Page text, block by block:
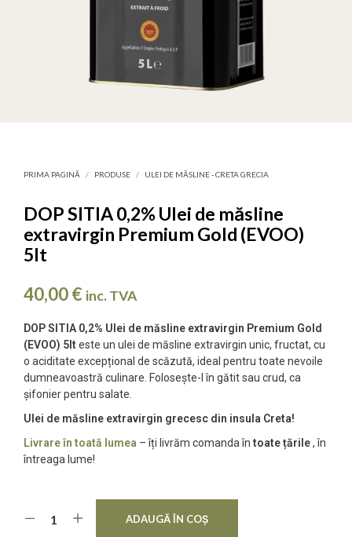
PRIMA PAGINĂ / PRODUSE / ULEI DE MĂSLINE - CRETA GRECIA
DOP SITIA 0,2% Ulei de măsline
extravirgin Premium Gold (EVOO)
5lt
40,00€ inc. TVA
DOP SITIA 0,2% Ulei de măsline extravirgin Premium Gold
(EVOO) 5lteste un ulei de măsline extravirgin unic, fructat, cu
o aciditate excepțional de scăzută, ideal pentru toate nevoile
dumneavoastră culinare. Folosește-l în gătit sau crud, ca
șifonier pentru salate.
Ulei de măsline extravirgin grecesc din insula Creta!
Livrare în toată lumea – îți livrăm comanda întoate țările, în
întreaga lume!
ADAUGĂ ÎN COȘ